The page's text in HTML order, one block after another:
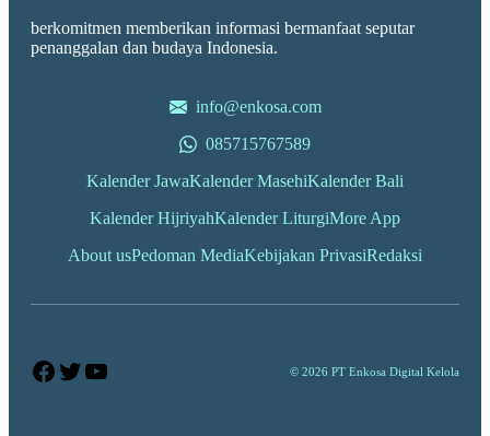
berkomitmen memberikan informasi bermanfaat seputar
penanggalan dan budaya Indonesia.
info@enkosa.com
085715767589
Kalender JawaKalender MasehiKalender Bali
Kalender HijriyahKalender LiturgiMore App
About usPedoman MediaKebijakan PrivasiRedaksi
Facebook
Twitter
YouTube © 2026 PT Enkosa Digital Kelola